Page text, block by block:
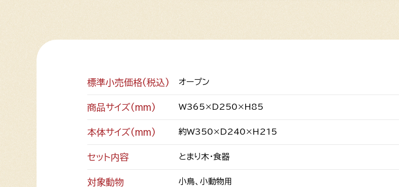
標準小売価格(税込) オープン
商品サイズ(mm) W365×D250×H85
本体サイズ(mm) 約W350×D240×H215
セット内容 とまり木・食器
対象動物 小鳥、小動物用